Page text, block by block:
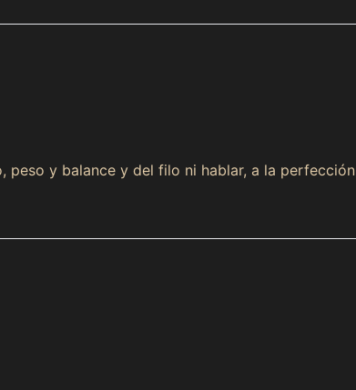
peso y balance y del filo ni hablar, a la perfección